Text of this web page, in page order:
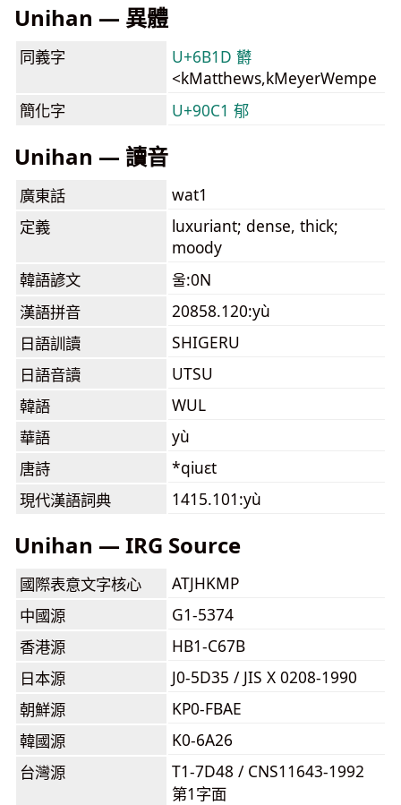
Unihan — 異體
同義字
U+6B1D 欝
<kMatthews,kMeyerWempe
簡化字
U+90C1 郁
Unihan — 讀音
廣東話
wat1
定義
luxuriant; dense, thick;
moody
韓語諺文
울:0N
漢語拼音
20858.120:yù
日語訓讀
SHIGERU
日語音讀
UTSU
韓語
WUL
華語
yù
唐詩
*qiuɛt
現代漢語詞典
1415.101:yù
Unihan — IRG Source
國際表意文字核心
ATJHKMP
中國源
G1-5374
香港源
HB1-C67B
日本源
J0-5D35 / JIS X 0208-1990
朝鮮源
KP0-FBAE
韓國源
K0-6A26
台灣源
T1-7D48 / CNS11643-1992
第1字面